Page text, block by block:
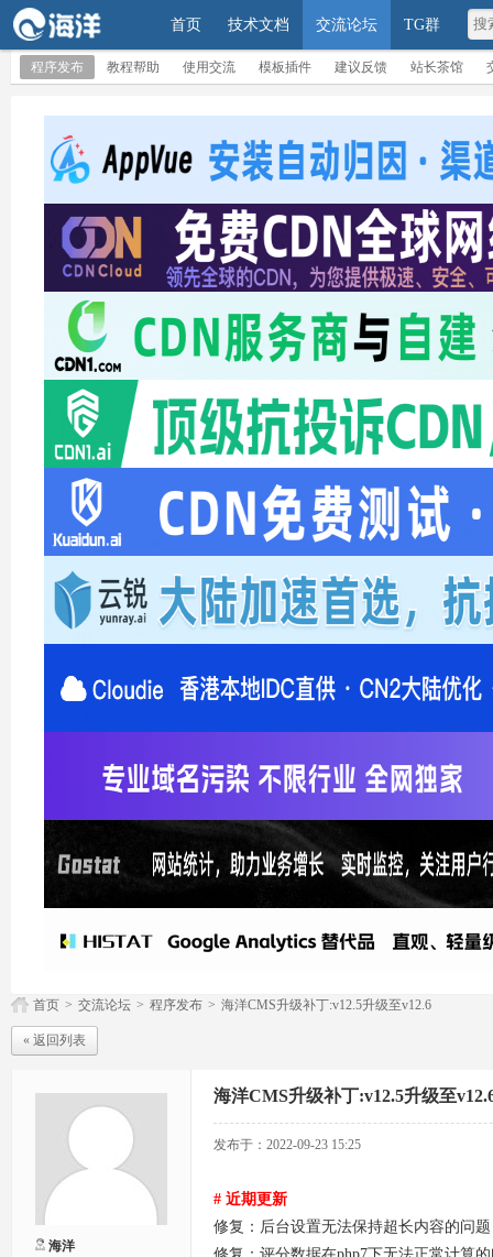
首页 技术文档 交流论坛 TG群
程序发布 教程帮助 使用交流 模板插件 建议反馈 站长茶馆
首页 > 交流论坛 > 程序发布 > 海洋CMS升级补丁:v12.5升级至v12.6
« 返回列表
海洋
海洋CMS升级补丁:v12.5升级至
发布于：2022-09-23 15:25
# 近期更新
修复：后台设置无法保持超长内容的问题